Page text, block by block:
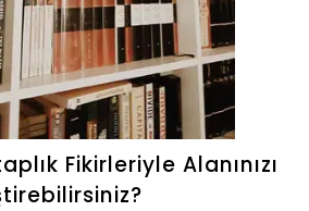
Fikirleriyle Alanınızı